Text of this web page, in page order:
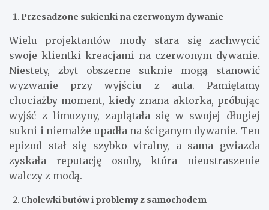
Przesadzone sukienki na czerwonym dywanie
Wielu projektantów mody stara się zachwycić
swoje klientki kreacjami na czerwonym dywanie.
Niestety, zbyt obszerne suknie mogą stanowić
wyzwanie przy wyjściu z auta. Pamiętamy
chociażby moment, kiedy znana aktorka, próbując
wyjść z limuzyny, zaplątała się w swojej długiej
sukni i niemalże upadła na ściganym dywanie. Ten
epizod stał się szybko viralny, a sama gwiazda
zyskała reputację osoby, która nieustraszenie
walczy z modą.
Cholewki butów i problemy z samochodem